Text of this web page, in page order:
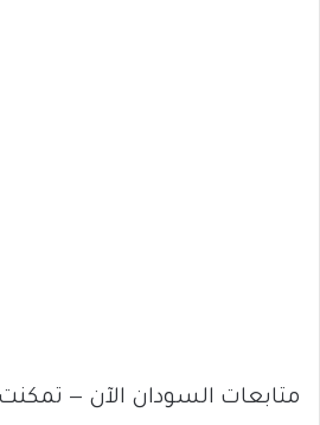
متابعات السودان الآن —